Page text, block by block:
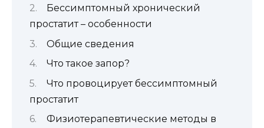
Бессимптомный хронический
простатит – особенности
Общие сведения
Что такое запор?
Что провоцирует бессимптомный
простатит
Физиотерапевтические методы в